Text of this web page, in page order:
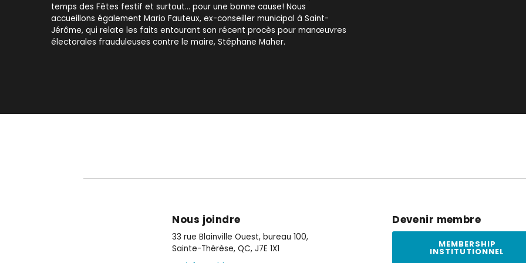
temps des Fêtes festif et surtout... pour une bonne cause! Nous
accueillons également Mario Fauteux, ex-conseiller municipal à Saint-
Jérôme, qui relate les faits entourant son récent procès pour manœuvres
électorales frauduleuses contre le maire, Stéphane Maher.
Nous joindre
33 rue Blainville Ouest, bureau 100,
Sainte-Thérèse, QC, J7E 1X1
Devenir membre
MEMBERSHIP
INSTITUTIONNEL